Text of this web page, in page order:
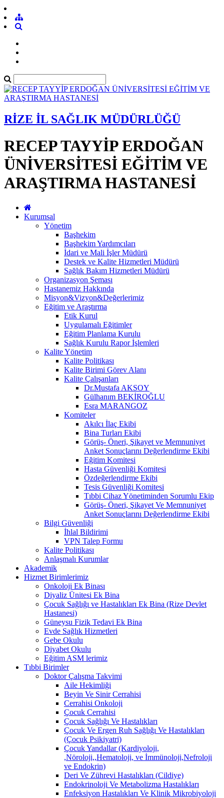
RİZE İL SAĞLIK MÜDÜRLÜĞÜ
RECEP TAYYİP ERDOĞAN
ÜNİVERSİTESİ EĞİTİM VE
ARAŞTIRMA HASTANESİ
Kurumsal
Yönetim
Başhekim
Başhekim Yardımcıları
İdari ve Mali İşler Müdürü
Destek ve Kalite Hizmetleri Müdürü
Sağlık Bakım Hizmetleri Müdürü
Organizasyon Şeması
Hastanemiz Hakkında
Misyon&Vizyon&Değerlerimiz
Eğitim ve Araştırma
Etik Kurul
Uygulamalı Eğitimler
Eğitim Planlama Kurulu
Sağlık Kurulu Rapor İşlemleri
Kalite Yönetim
Kalite Politikası
Kalite Birimi Görev Alanı
Kalite Çalışanları
Dr.Mustafa AKSOY
Gülhanım BEKİROĞLU
Esra MARANGOZ
Komiteler
Akılcı İlaç Ekibi
Bina Turları Ekibi
Görüş- Öneri, Şikayet ve Memnuniyet
Anket Sonuçlarını Değerlendirme Ekibi
Eğitim Komitesi
Hasta Güvenliği Komitesi
Özdeğerlendirme Ekibi
Tesis Güvenliği Komitesi
Tıbbi Cihaz Yönetiminden Sorumlu Ekip
Görüş- Öneri, Şikayet Ve Memnuniyet
Anket Sonuçlarını Değerlendirme Ekibi
Bilgi Güvenliği
İhlal Bildirimi
VPN Talep Formu
Kalite Politikası
Anlaşmalı Kurumlar
Akademik
Hizmet Birimlerimiz
Onkoloji Ek Binası
Diyaliz Ünitesi Ek Bina
Çocuk Sağlığı ve Hastalıkları Ek Bina (Rize Devlet
Hastanesi)
Güneysu Fizik Tedavi Ek Bina
Evde Sağlık Hizmetleri
Gebe Okulu
Diyabet Okulu
Eğitim ASM lerimiz
Tıbbi Birimler
Doktor Çalışma Takvimi
Aile Hekimliği
Beyin Ve Sinir Cerrahisi
Cerrahisi Onkoloji
Çocuk Cerrahisi
Çocuk Sağlığı Ve Hastalıkları
Çocuk Ve Ergen Ruh Sağlığı Ve Hastalıkları
(Çocuk Psikiyatri)
Çocuk Yandallar (Kardiyoloji,
,Nöroloji,,Hematoloji, ve İmmünoloji,Nefroloji
ve Endokrin)
Deri Ve Zührevi Hastalıkları (Cildiye)
Endokrinoloji Ve Metabolizma Hastalıkları
Enfeksiyon Hastalıkları Ve Klinik Mikrobiyoloji